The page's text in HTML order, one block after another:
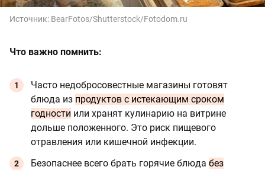
Источник: BearFotos/Shutterstock/Fotodom.ru
Что важно помнить:
Часто недобросовестные магазины готовят
блюда из продуктов с истекающим сроком
годности или хранят кулинарию на витрине
дольше положенного. Это риск пищевого
отравления или кишечной инфекции.
Безопаснее всего брать горячие блюда без